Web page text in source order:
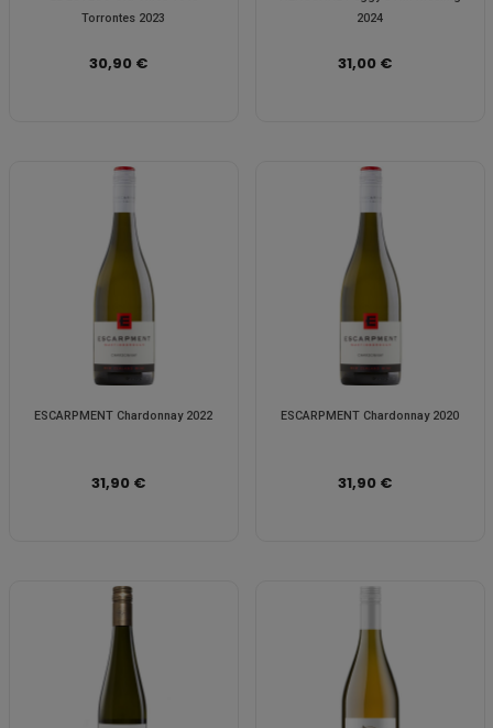
Torrontes 2023
30,90 €
2024
31,00 €
ESCARPMENT Chardonnay 2022
31,90 €
ESCARPMENT Chardonnay 2020
31,90 €